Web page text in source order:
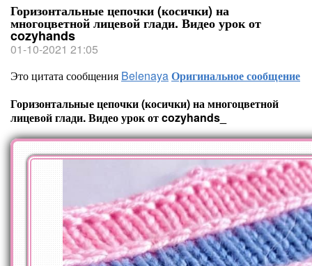
Горизонтальные цепочки (косички) на
многоцветной лицевой глади. Видео урок от
cozyhands
01-10-2021 21:05
Это цитата сообщения BelenayaОригинальное сообщение
Горизонтальные цепочки (косички) на многоцветной
лицевой глади. Видео урок от cozyhands_